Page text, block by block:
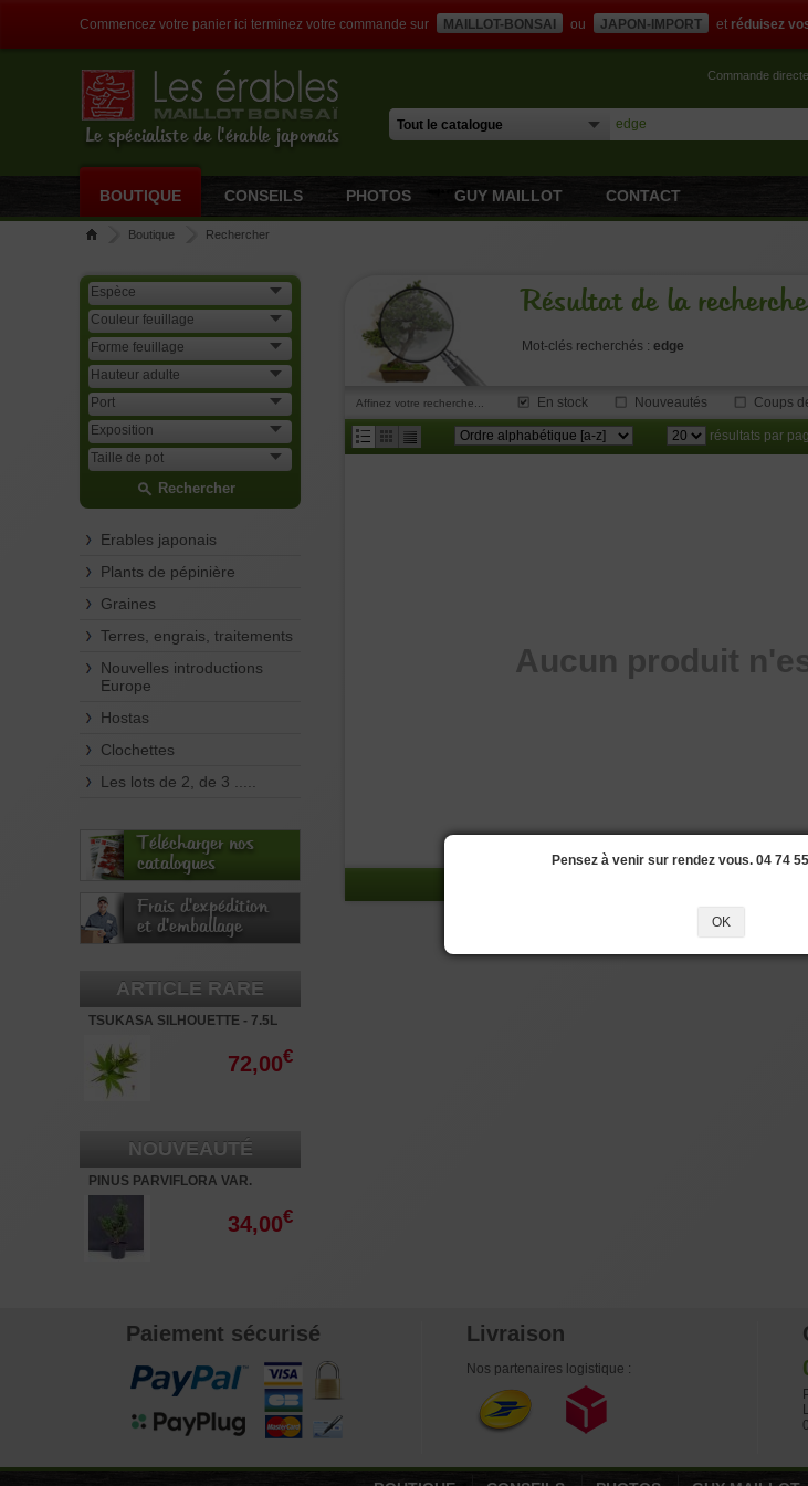
Commencez votre panier ici terminez votre commande sur MAILLOT-BONSAI ou JAPON-IMPORT et réduisez
Le spécialiste de l'érable japonais
Commande directe
BOUTIQUE CONSEILS PHOTOS GUY MAILLOT CONTACT
Boutique Rechercher
Rechercher
Erables japonais
Plants de pépinière
Graines
Terres, engrais, traitements
Nouvelles introductions
Europe
Hostas
Clochettes
Les lots de 2, de 3 .....
Télécharger nos
catalogues
Frais d'expédition
et d'emballage
ARTICLE RARE
TSUKASA SILHOUETTE - 7.5L
72,00€
NOUVEAUTÉ
PINUS PARVIFLORA VAR.
NEGISHI 3 LITRES
34,00€
Résultat de la recherche
Mot-clés recherchés : edge
Affinez votre recherche... En stock Nouveautés Coups
résultats par
Aucun produit
Paiement sécurisé Livraison
Nos partenaires logistique :
Pensez à venir sur rendez vous. 04 74
OK